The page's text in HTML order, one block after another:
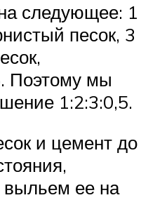
следующее: 1
песок, 3
Поэтому мы
1:2:3:0,5.
и цемент до
ее на